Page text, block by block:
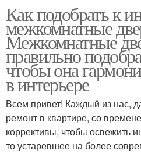
Как подобрать к
межкомнатные
Межкомнатные
правильно
чтобы она
в интерьере
Всем привет! Каждый из нас,
ремонт в квартире, со
коррективы, чтобы освежить
то устаревшее на более